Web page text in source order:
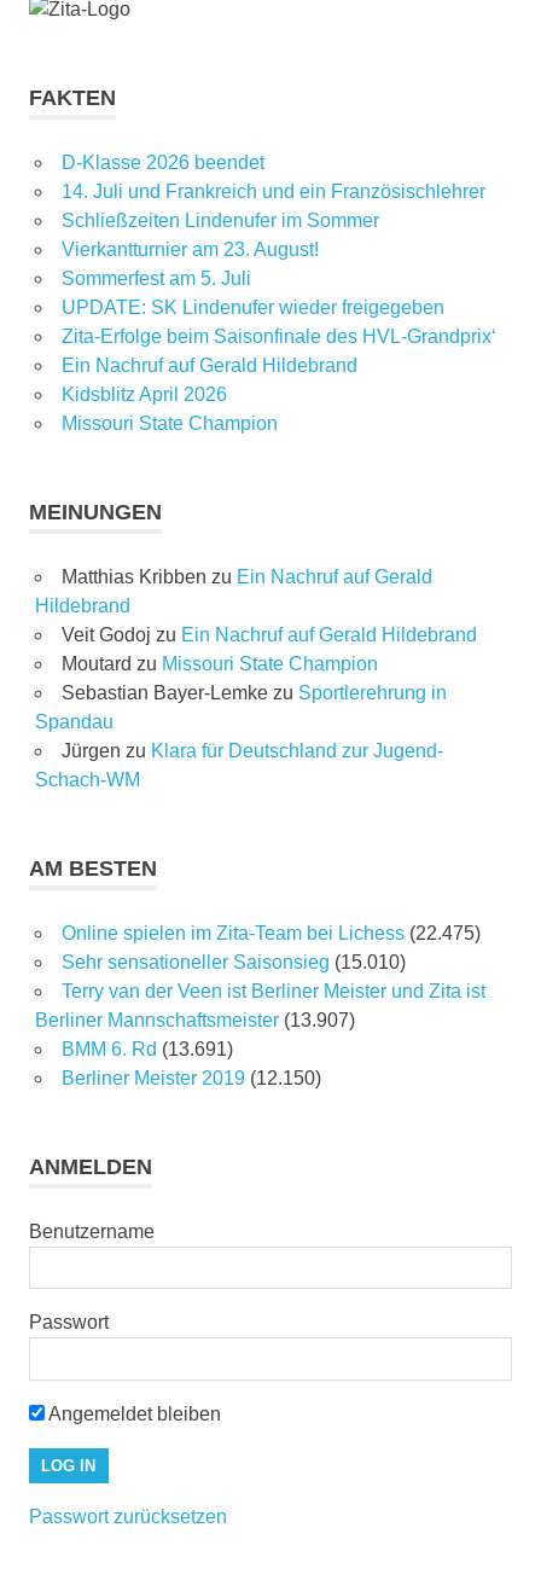
FAKTEN
D-Klasse 2026 beendet
14. Juli und Frankreich und ein Französischlehrer
Schließzeiten Lindenufer im Sommer
Vierkantturnier am 23. August!
Sommerfest am 5. Juli
UPDATE: SK Lindenufer wieder freigegeben
Zita-Erfolge beim Saisonfinale des HVL-Grandprix‘
Ein Nachruf auf Gerald Hildebrand
Kidsblitz April 2026
Missouri State Champion
MEINUNGEN
Matthias Kribben zu Ein Nachruf auf Gerald
Hildebrand
Veit Godoj zu Ein Nachruf auf Gerald Hildebrand
Moutard zu Missouri State Champion
Sebastian Bayer-Lemkezu Sportlerehrung in
Spandau
Jürgen zu Klara für Deutschland zur Jugend-
Schach-WM
AM BESTEN
Online spielen im Zita-Team bei Lichess (22.475)
Sehr sensationeller Saisonsieg (15.010)
Terry van der Veen ist Berliner Meister und Zita ist
Berliner Mannschaftsmeister (13.907)
BMM 6. Rd (13.691)
Berliner Meister 2019 (12.150)
ANMELDEN
Benutzername
Passwort
Angemeldet bleiben
Passwort zurücksetzen